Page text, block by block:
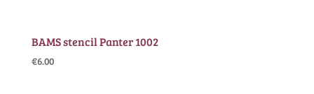
BAMS stencil Panter 1002
€6.00